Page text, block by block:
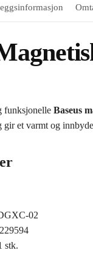
funksjonelle Baseus
gir et varmt og
02
stk.